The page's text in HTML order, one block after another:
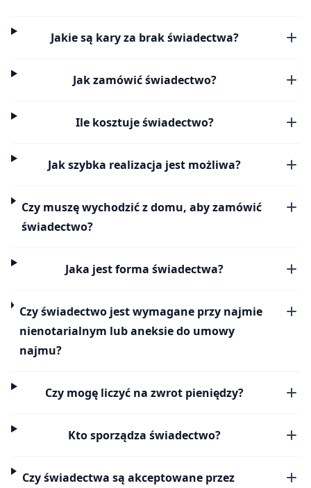
Jakie są kary za brak świadectwa?
Jak zamówić świadectwo?
Ile kosztuje świadectwo?
Jak szybka realizacja jest możliwa?
Czy muszę wychodzić z domu, aby zamówić
świadectwo?
Jaka jest forma świadectwa?
Czy świadectwo jest wymagane przy najmie
nienotarialnym lub aneksie do umowy
najmu?
Czy mogę liczyć na zwrot pieniędzy?
Kto sporządza świadectwo?
Czy świadectwa są akceptowane przez